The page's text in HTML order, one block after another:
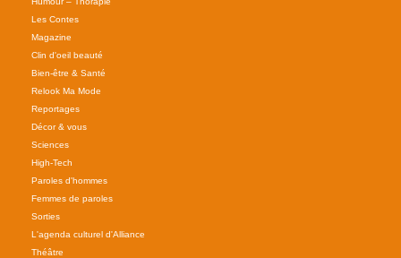
Les Contes
Magazine
Clin d'oeil beauté
Bien-être & Santé
Relook Ma Mode
Reportages
Décor & vous
Sciences
High-Tech
Paroles d'hommes
Femmes de paroles
Sorties
L'agenda culturel d'Alliance
Théâtre